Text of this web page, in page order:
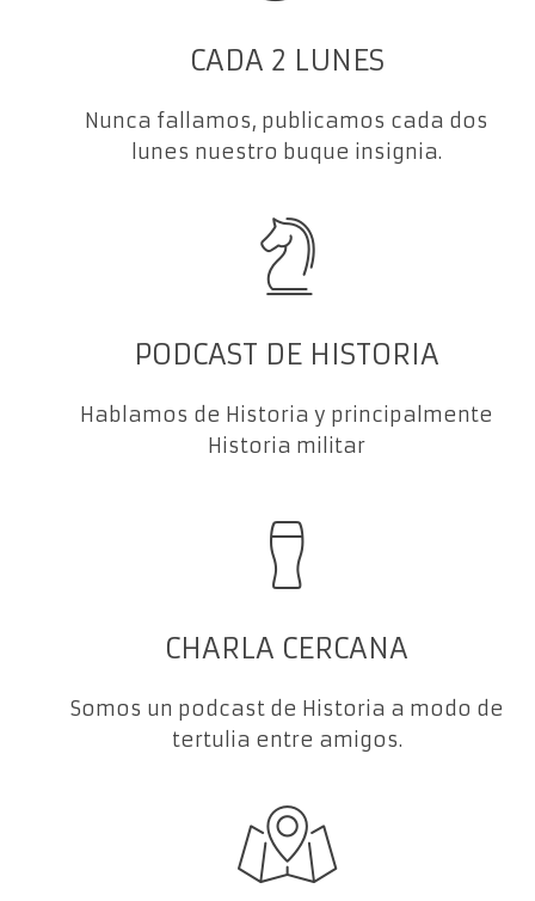
CADA 2 LUNES
Nunca fallamos, publicamos cada dos
lunes nuestro buque insignia.
PODCAST DE HISTORIA
Hablamos de Historia y principalmente
Historia militar
CHARLA CERCANA
Somos un podcast de Historia a modo de
tertulia entre amigos.